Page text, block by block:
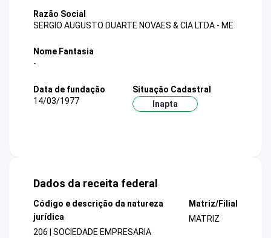
Razão Social
SERGIO AUGUSTO DUARTE NOVAES & CIA LTDA - ME
Nome Fantasia
-
Data de fundação
14/03/1977
Situação Cadastral
Inapta
Dados da receita federal
Código e descrição da natureza
jurídica
206 | SOCIEDADE EMPRESARIA
Matriz/Filial
MATRIZ